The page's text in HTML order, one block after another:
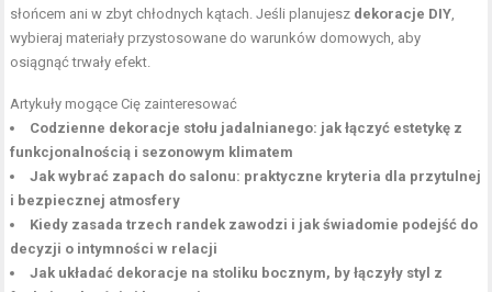
słońcem ani w zbyt chłodnych kątach. Jeśli planujesz dekoracje DIY,
wybieraj materiały przystosowane do warunków domowych, aby
osiągnąć trwały efekt.
Artykuły mogące Cię zainteresować
Codzienne dekoracje stołu jadalnianego: jak łączyć estetykę z
funkcjonalnością i sezonowym klimatem
Jak wybrać zapach do salonu: praktyczne kryteria dla przytulnej
i bezpiecznej atmosfery
Kiedy zasada trzech randek zawodzi i jak świadomie podejść do
decyzji o intymności w relacji
Jak układać dekoracje na stoliku bocznym, by łączyły styl z